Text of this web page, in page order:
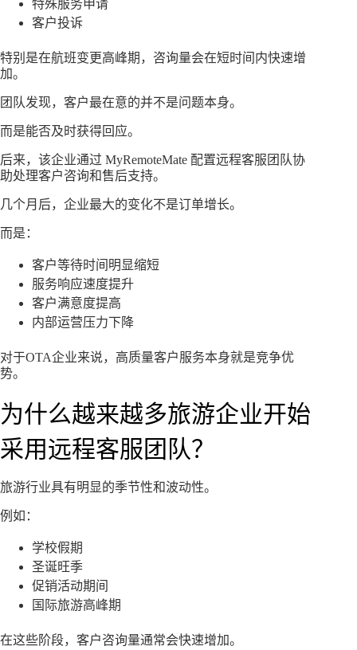
特殊服务申请
客户投诉
特别是在航班变更高峰期，咨询量会在短时间内快速增
加。
团队发现，客户最在意的并不是问题本身。
而是能否及时获得回应。
后来，该企业通过 MyRemoteMate 配置远程客服团队协
助处理客户咨询和售后支持。
几个月后，企业最大的变化不是订单增长。
而是：
客户等待时间明显缩短
服务响应速度提升
客户满意度提高
内部运营压力下降
对于OTA企业来说，高质量客户服务本身就是竞争优
势。
为什么越来越多旅游企业开始
采用远程客服团队？
旅游行业具有明显的季节性和波动性。
例如：
学校假期
圣诞旺季
促销活动期间
国际旅游高峰期
在这些阶段，客户咨询量通常会快速增加。